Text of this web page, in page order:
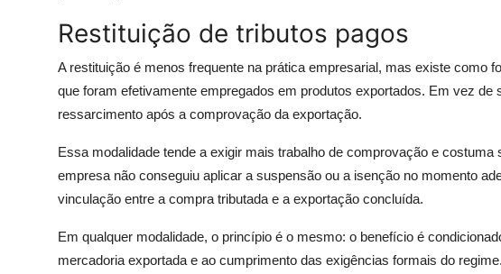
Restituição de tributos pagos
A restituição é menos frequente na prática empresarial, mas existe como
que foram efetivamente empregados em produtos exportados. Em vez de
ressarcimento após a comprovação da exportação.
Essa modalidade tende a exigir mais trabalho de comprovação e
empresa não conseguiu aplicar a suspensão ou a isenção no momento
vinculação entre a compra tributada e a exportação concluída.
Em qualquer modalidade, o princípio é o mesmo: o benefício é
mercadoria exportada e ao cumprimento das exigências formais do regime.